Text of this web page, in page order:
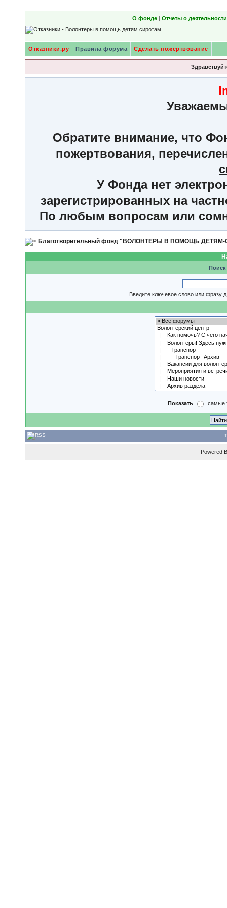
О фонде | Отчеты о
Отказники.ру Правила форума Сделать пожертвование
Обратите внимание, что
пожертвования,
У Фонда нет
зарегистрированных на
По любым вопросам или
Благотворительный фонд "ВОЛОНТЕРЫ В ПОМОЩЬ
Введите ключевое слово или фразу
Показать самые
Powered